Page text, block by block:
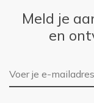
Meld je
en
E-mailadres